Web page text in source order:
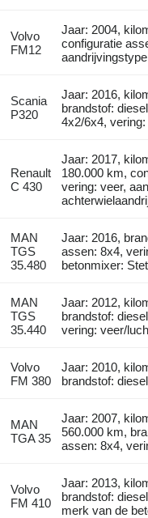
Volvo
FM12
Jaar: 2004,
configuratie
Scania
P320
Jaar: 2016,
brandstof:
4x2/6x4,
Renault
C 430
Jaar: 2017,
180.000 km,
vering: veer,
MAN
TGS
35.480
Jaar: 2016,
assen: 8x4,
betonmixer:
MAN
TGS
35.440
Jaar: 2012,
brandstof:
vering: veer/
Volvo
FM 380
Jaar: 2010,
brandstof:
MAN
TGA 35
Jaar: 2007,
560.000 km,
assen: 8x4,
Volvo
FM 410
Jaar: 2013,
brandstof:
merk van de